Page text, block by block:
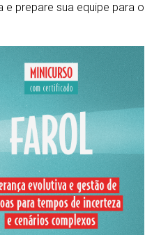
e prepare sua equipe para o